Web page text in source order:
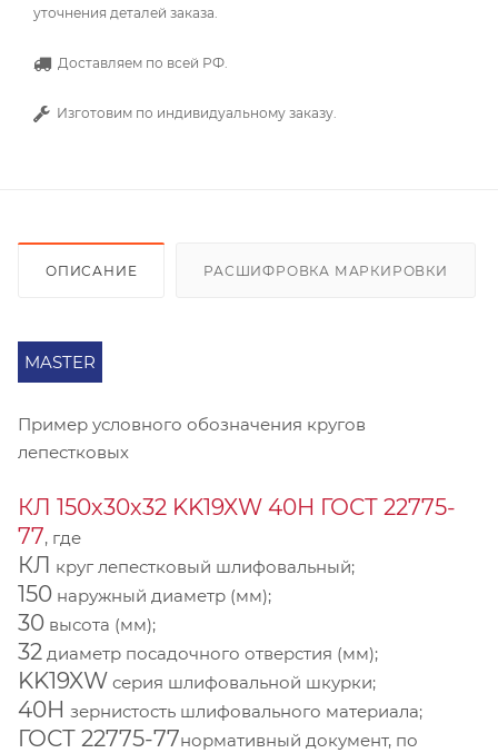
уточнения деталей заказа.
Доставляем по всей РФ.
Изготовим по индивидуальному заказу.
ОПИСАНИЕ РАСШИФРОВКА МАРКИРОВКИ
MASTER
Пример условного обозначения кругов
лепестковых
КЛ 150х30х32 KK19XW 40Н ГОСТ 22775-
77, где
КЛ круг лепестковый шлифовальный;
150 наружный диаметр (мм);
30 высота (мм);
32 диаметр посадочного отверстия (мм);
KK19XW серия шлифовальной шкурки;
40Н зернистость шлифовального материала;
ГОСТ 22775-77нормативный документ, по